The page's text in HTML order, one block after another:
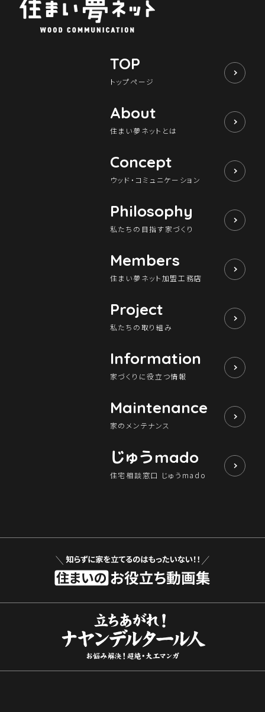
TOP
トップページ
About
住まい夢ネットとは
Concept
ウッド・コミュニケーション
Philosophy
私たちの目指す家づくり
Members
住まい夢ネット加盟工務店
Project
私たちの取り組み
Information
家づくりに役立つ情報
Maintenance
家のメンテナンス
じゅうmado
住宅相談窓口 じゅうmado